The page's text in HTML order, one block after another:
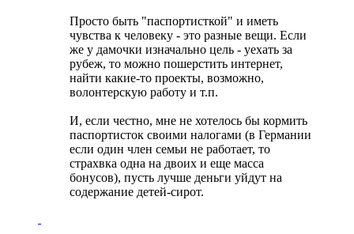
Просто быть "паспортисткой" и иметь
чувства к человеку - это разные вещи. Если
же у дамочки изначально цель - уехать за
рубеж, то можно пошерстить интернет,
найти какие-то проекты, возможно,
волонтерскую работу и т.п.
И, если честно, мне не хотелось бы кормить
паспортисток своими налогами (в Германии
если один член семьи не работает, то
страхвка одна на двоих и еще масса
бонусов), пусть лучше деньги уйдут на
содержание детей-сирот.